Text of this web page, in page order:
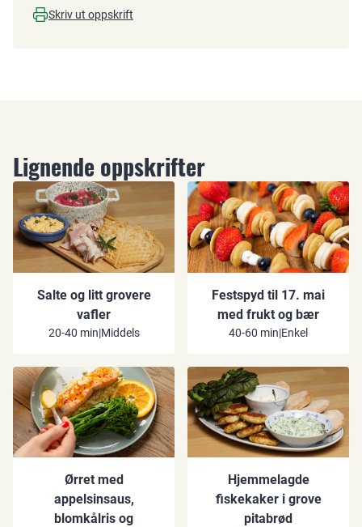
Skriv ut oppskrift
Lignende oppskrifter
Salte og litt grovere
vafler
20-40 min|Middels
Festspyd til 17. mai
med frukt og bær
40-60 min|Enkel
Ørret med
appelsinsaus,
blomkålris og
Hjemmelagde
fiskekaker i grove
pitabrød